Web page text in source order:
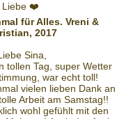
Liebe ❤️
für Alles. Vreni &
2017
Sina,
tollen Tag, super Wetter
war echt toll!
vielen lieben Dank an
Arbeit am Samstag!!
wohl gefühlt mit den